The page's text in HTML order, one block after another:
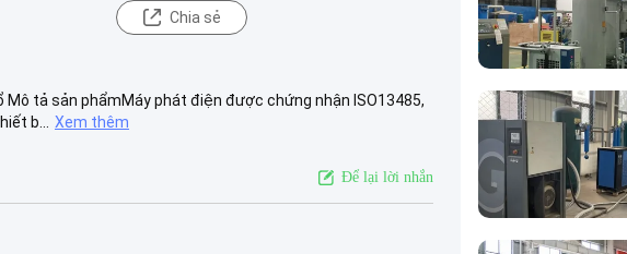
Chia sẻ
tả sản phẩmMáy phát điện được chứng nhận ISO13485,
b...
Xem thêm
Để lại lời nhắn